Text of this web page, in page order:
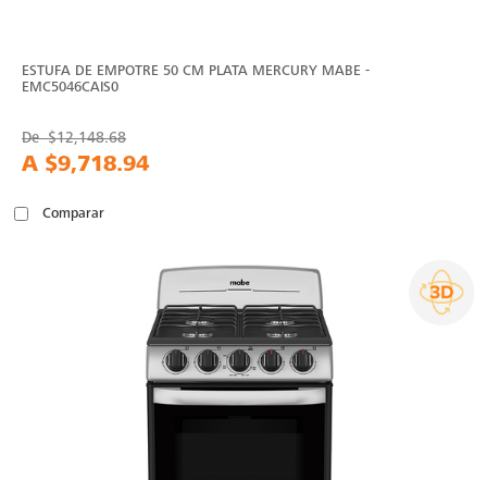
ESTUFA DE EMPOTRE 50 CM PLATA MERCURY MABE -
EMC5046CAIS0
De$12,148.68
A $9,718.94
Comparar